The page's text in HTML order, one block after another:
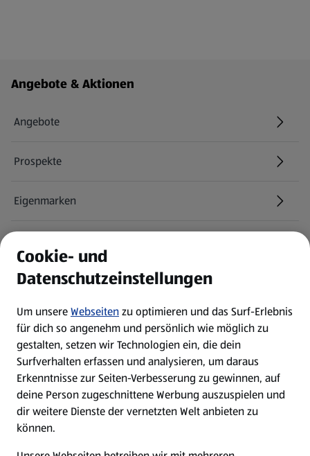
Fußzeilenmenü - weitere Links
Angebote & Aktionen
Angebote
Prospekte
Eigenmarken
Newsletter
WhatsApp
Über ALDI SÜD
Filialen
Cookie- und
Datenschutzeinstellungen
Um unsereWebseitenzu optimieren und das Surf-Erlebnis
für dich so angenehm und persönlich wie möglich zu
gestalten, setzen wir Technologien ein, die dein
Surfverhalten erfassen und analysieren, um daraus
Erkenntnisse zur Seiten-Verbesserung zu gewinnen, auf
deine Person zugeschnittene Werbung auszuspielen und
dir weitere Dienste der vernetzten Welt anbieten zu
können.